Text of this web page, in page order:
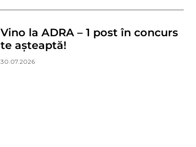
Vino la ADRA – 1 post în concurs
te așteaptă!
30.07.2026